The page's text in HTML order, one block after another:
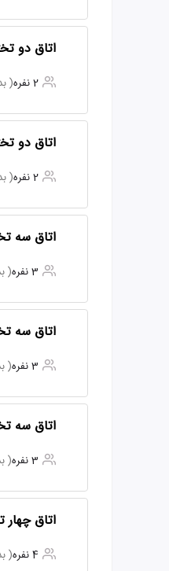
اتاق دو
2 نفره (
اتاق دو
2 نفره (
اتاق سه
3 نفره (
اتاق سه
3 نفره (
اتاق سه
3 نفره (
اتاق چهار
4 نفره (